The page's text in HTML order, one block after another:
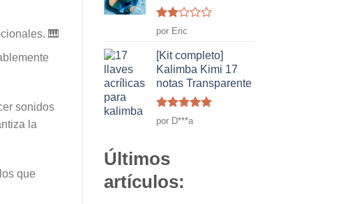
🎹
sonidos
la
que
Rated
2
5
por Eric
[Kit completo]
Kalimba Kimi 17
notas Transparente
Rated5de
5
por D***a
Últimos
artículos: